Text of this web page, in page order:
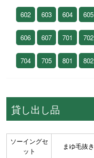
602 603 604 605
606 607 701 702
704 705 801 802
貸し出し品
ソーイングセ
ット
まゆ毛抜き